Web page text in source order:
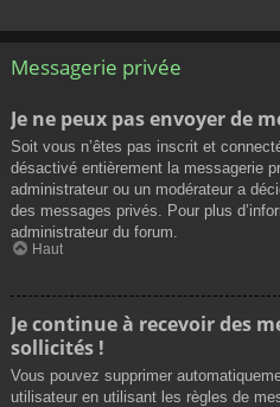
Messagerie privée
Je ne peux pas envoyer de
Soit vous n’êtes pas inscrit et
désactivé entièrement la messagerie
administrateur ou un modérateur a
des messages privés. Pour plus
administrateur du forum.
Haut
Je continue à recevoir des
sollicités !
Vous pouvez supprimer
utilisateur en utilisant les règles de